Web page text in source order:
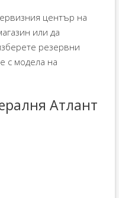
център на
или да
резервни
с модела на
Атлант